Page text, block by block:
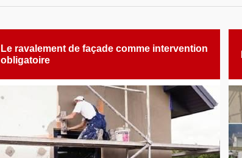
Le ravalement de façade comme intervention
obligatoire